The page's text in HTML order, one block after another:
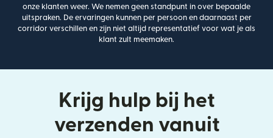
onze klanten weer. We nemen geen standpunt in over bepaalde
uitspraken. De ervaringen kunnen per persoon en daarnaast per
corridor verschillen en zijn niet altijd representatief voor wat je als
klant zult meemaken.
Krijg hulp bij het
verzenden vanuit